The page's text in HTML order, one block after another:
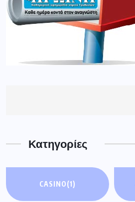
Κατηγορίες
CASINO(1)